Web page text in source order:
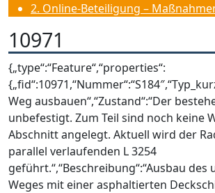
2. Online-Beteiligung –
10971
{„type“:“Feature“,“properties“:
Weg ausbauen“,“Zustand“:“Der
unbefestigt. Zum Teil sind noch keine
Abschnitt angelegt. Aktuell wird der
parallel verlaufenden L 3254
geführt.“,“Beschreibung“:“Ausbau
Weges mit einer asphaltierten